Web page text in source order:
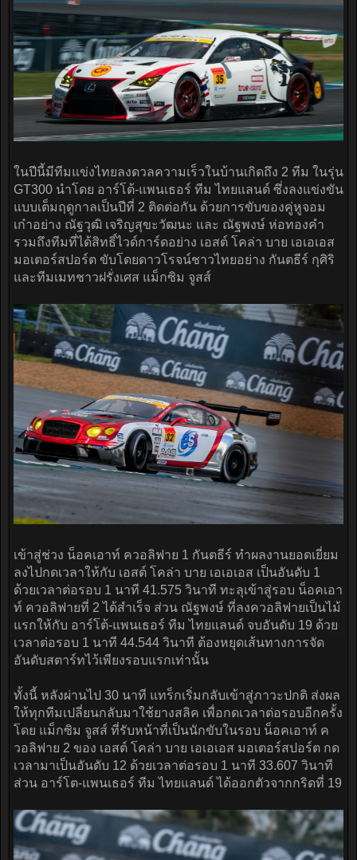
ในปีนี้มีทีมแข่งไทยลงดวลความเร็วในบ้านเกิดถึง 2 ทีม ในรุ่น
GT300 นำโดย อาร์โต้-แพนเธอร์ ทีม ไทยแลนด์ ซึ่งลงแข่งขัน
แบบเต็มฤดูกาลเป็นปีที่ 2 ติดต่อกัน ด้วยการขับของคู่หูจอม
เก๋าอย่าง ณัฐวุฒิ เจริญสุขะวัฒนะ และ ณัฐพงษ์ ห่อทองคำ
รวมถึงทีมที่ได้สิทธิ์ไวด์การ์ดอย่าง เอสต์ โคล่า บาย เอเอเอส
มอเตอร์สปอร์ต ขับโดยดาวโรจน์ชาวไทยอย่าง กันตธีร์ กุศิริ
และทีมเมทชาวฝรั่งเศส แม็กซิม จูสส์
เข้าสู่ช่วง น็อคเอาท์ ควอลิฟาย 1 กันตธีร์ ทำผลงานยอดเยี่ยม
ลงไปกดเวลาให้กับ เอสต์ โคล่า บาย เอเอเอส เป็นอันดับ 1
ด้วยเวลาต่อรอบ 1 นาที 41.575 วินาที ทะลุเข้าสู่รอบ น็อคเอา
ท์ ควอลิฟายที่ 2 ได้สำเร็จ ส่วน ณัฐพงษ์ ที่ลงควอลิฟายเป็นไม้
แรกให้กับ อาร์โต้-แพนเธอร์ ทีม ไทยแลนด์ จบอันดับ 19 ด้วย
เวลาต่อรอบ 1 นาที 44.544 วินาที ต้องหยุดเส้นทางการจัด
อันดับสตาร์ทไว้เพียงรอบแรกเท่านั้น
ทั้งนี้ หลังผ่านไป 30 นาที แทร็กเริ่มกลับเข้าสู่ภาวะปกติ ส่งผล
ให้ทุกทีมเปลี่ยนกลับมาใช้ยางสลิค เพื่อกดเวลาต่อรอบอีกครั้ง
โดย แม็กซิม จูสส์ ที่รับหน้าที่เป็นนักขับในรอบ น็อคเอาท์ ค
วอลิฟาย 2 ของ เอสต์ โคล่า บาย เอเอเอส มอเตอร์สปอร์ต กด
เวลามาเป็นอันดับ 12 ด้วยเวลาต่อรอบ 1 นาที 33.607 วินาที
ส่วน อาร์โต-แพนเธอร์ ทีม ไทยแลนด์ ได้ออกตัวจากกริดที่ 19